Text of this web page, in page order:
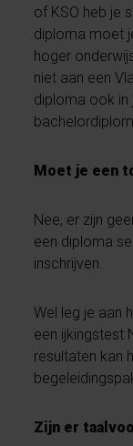
of KSO heb je
diploma moet
hoger
niet aan een
diploma ook in
Moet je een
Nee, er zijn
een diploma
inschrijven.
Wel leg je aan
een ijkingstest
resultaten kan
Zijn er